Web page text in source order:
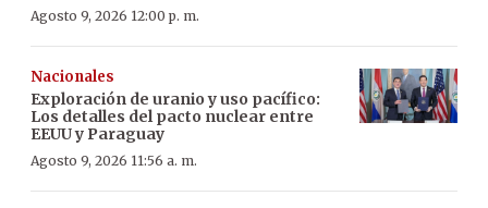
Agosto 9, 2026 12:00 p. m.
Nacionales
Exploración de uranio y uso pacífico:
Los detalles del pacto nuclear entre
EEUU y Paraguay
Agosto 9, 2026 11:56 a. m.